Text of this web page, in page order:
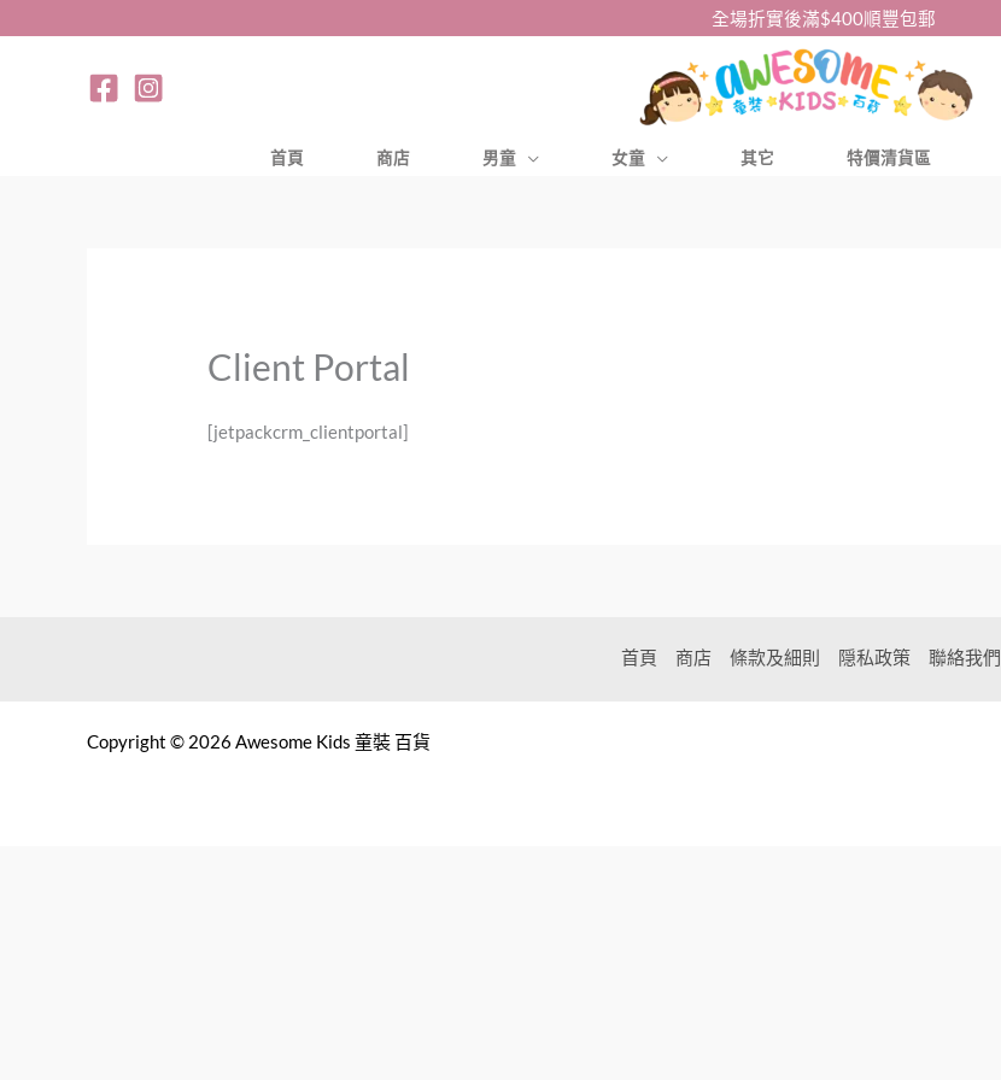
全場折實後滿$400順豐包郵
首頁 商店 男童 女童 其它 特價清貨區
Client Portal
[jetpackcrm_clientportal]
首頁 商店 條款及細則 隠私政策 聯絡我們
Copyright © 2026 Awesome Kids 童裝 百貨